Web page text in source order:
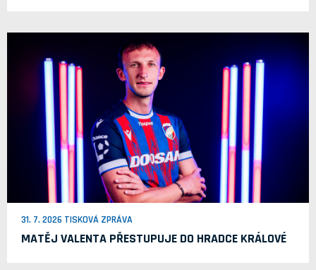
31. 7. 2026 TISKOVÁ ZPRÁVA
MATĚJ VALENTA PŘESTUPUJE DO HRADCE KRÁLOVÉ